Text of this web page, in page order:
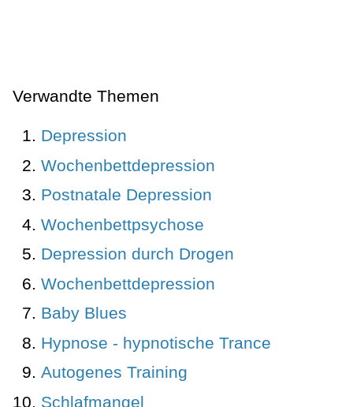
Verwandte Themen
Depression
Wochenbettdepression
Postnatale Depression
Wochenbettpsychose
Depression durch Drogen
Wochenbettdepression
Baby Blues
Hypnose - hypnotische Trance
Autogenes Training
Schlafmangel